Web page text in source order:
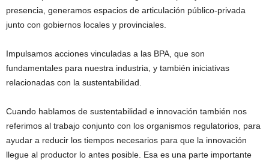
presencia, generamos espacios de articulación público-privada
junto con gobiernos locales y provinciales.
Impulsamos acciones vinculadas a las BPA, que son
fundamentales para nuestra industria, y también iniciativas
relacionadas con la sustentabilidad.
Cuando hablamos de sustentabilidad e innovación también nos
referimos al trabajo conjunto con los organismos regulatorios, para
ayudar a reducir los tiempos necesarios para que la innovación
llegue al productor lo antes posible. Esa es una parte importante